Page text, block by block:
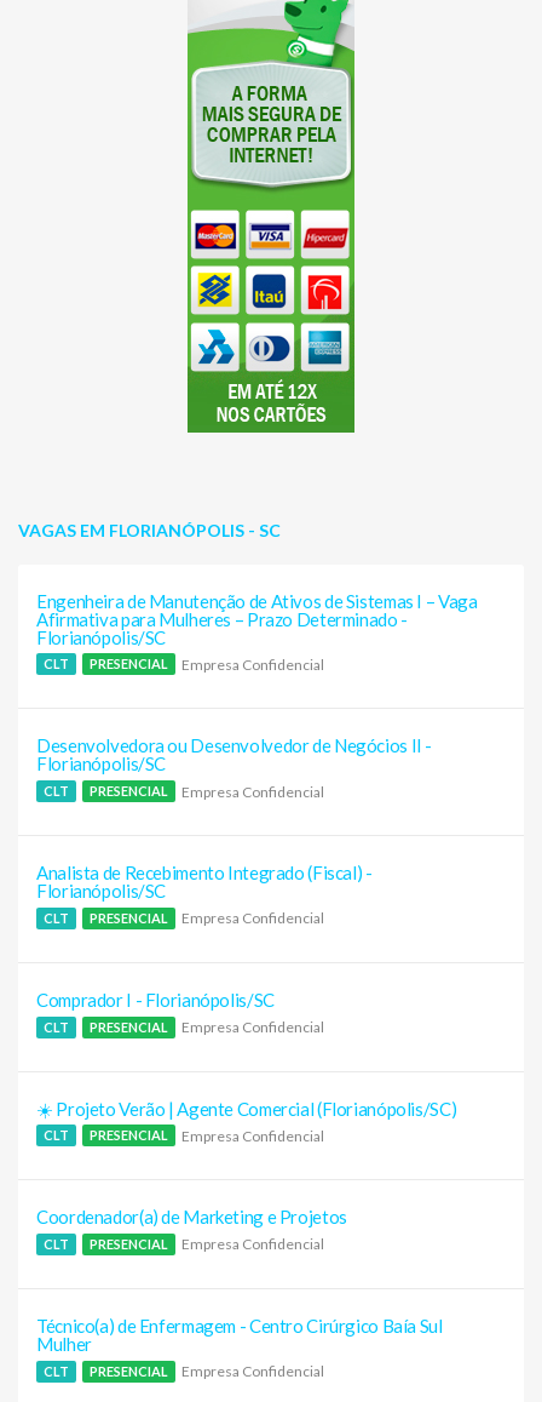
VAGAS EM FLORIANÓPOLIS - SC
Engenheira de Manutenção de Ativos de Sistemas I – Vaga
Afirmativa para Mulheres – Prazo Determinado -
Florianópolis/SC
CLT PRESENCIAL Empresa Confidencial
Desenvolvedora ou Desenvolvedor de Negócios II -
Florianópolis/SC
CLT PRESENCIAL Empresa Confidencial
Analista de Recebimento Integrado (Fiscal) -
Florianópolis/SC
CLT PRESENCIAL Empresa Confidencial
Comprador I - Florianópolis/SC
CLT PRESENCIAL Empresa Confidencial
☀️ Projeto Verão | Agente Comercial (Florianópolis/SC)
CLT PRESENCIAL Empresa Confidencial
Coordenador(a) de Marketing e Projetos
CLT PRESENCIAL Empresa Confidencial
Técnico(a) de Enfermagem - Centro Cirúrgico Baía Sul
Mulher
CLT PRESENCIAL Empresa Confidencial